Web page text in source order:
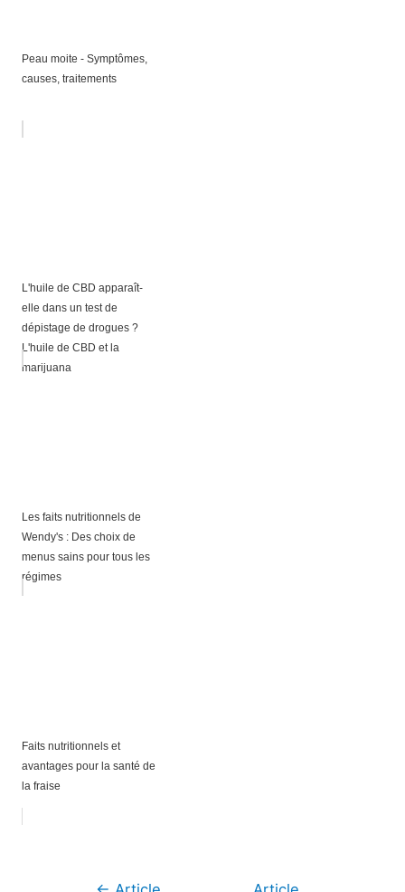
Peau moite - Symptômes,
causes, traitements
L'huile de CBD apparaît-
elle dans un test de
dépistage de drogues ?
L'huile de CBD et la
marijuana
Les faits nutritionnels de
Wendy's : Des choix de
menus sains pour tous les
régimes
Faits nutritionnels et
avantages pour la santé de
la fraise
Navigation